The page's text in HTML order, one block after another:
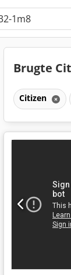
Brugte
Citizen